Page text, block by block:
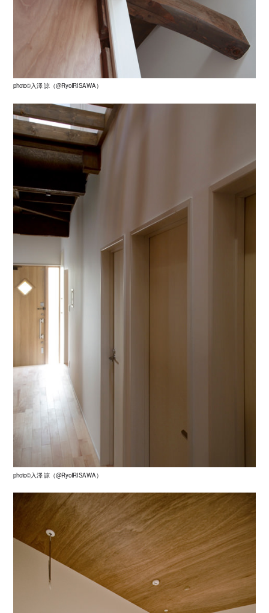
photo©入澤 諒（@RyoIRISAWA）
photo©入澤 諒（@RyoIRISAWA）